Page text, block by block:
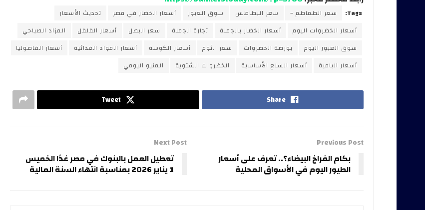
Tags: سعر الطماطم – سعر البطاطس سوق العبور أسعار الخضار في مصر
تحديث الأسعار
أسعار الخضروات اليوم
أسعار الخضار بالجملة تجارة الجملة سعر البصل أسعار الفلفل
المزاد الصباحي
سوق العبور اليوم
بورصة الخضروات سعر الثوم أسعار الكوسة أسعار المواد الغذائية
أسعار الفاصوليا
أسعار البامية
أسعار السلع الأساسية الخضروات الشتوية المنيو اليومي
Share
Tweet
Previous Post
بكام الفراخ البيضاء؟.. تعرف على أسعار
الطيور اليوم في الأسواق المحلية
Next Post
تعطيل العمل بالبنوك في مصر غدًا الخميس
1 يناير 2026 بمناسبة انتهاء السنة المالية